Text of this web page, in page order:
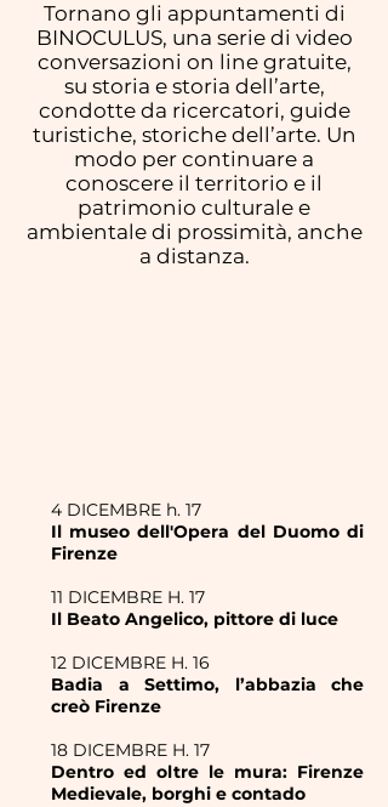
Tornano gli appuntamenti di
BINOCULUS, una serie di video
conversazioni on line gratuite,
su storia e storia dell’arte,
condotte da ricercatori, guide
turistiche, storiche dell’arte. Un
modo per continuare a
conoscere il territorio e il
patrimonio culturale e
ambientale di prossimità, anche
a distanza.
4 DICEMBRE h. 17
Il museo dell'Opera del Duomo di
Firenze
11 DICEMBRE H. 17
Il Beato Angelico, pittore di luce
12 DICEMBRE H. 16
Badia a Settimo, l’abbazia che
creò Firenze
18 DICEMBRE H. 17
Dentro ed oltre le mura: Firenze
Medievale, borghi e contado